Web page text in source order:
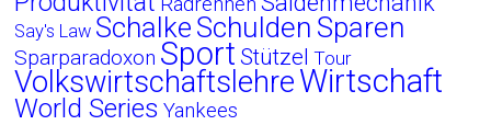
Say's Law Schalke Schulden Sparen
Sparparadoxon Sport Stützel Tour
VolkswirtschaftslehreWirtschaft
World Series Yankees